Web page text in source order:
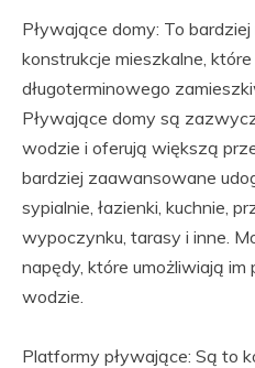
Pływające domy: To
konstrukcje mieszkalne,
długoterminowego
Pływające domy są
wodzie i oferują większą
bardziej zaawansowane
sypialnie, łazienki, kuchnie,
wypoczynku, tarasy i inne.
napędy, które umożliwiają im
wodzie.
Platformy pływające: Są to